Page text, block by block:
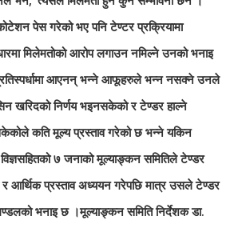
पेस गरेको भए पनि टेण्टर प्रक्रियामा
मिलेमतोको आरोप लगाउन नमिल्ने उनको भनाइ
आएनन् भन्ने आफूहरुले भन्न नसक्ने उनले
खरिदको निर्णय भइनसकेको र टेण्डर हाल्ने
कति मूल्य प्रस्ताव गरेको छ भन्ने यकिन
७ जनाको मूल्याङ्कन समितिले टेण्डर
र आर्थिक प्रस्ताव अध्ययन गरेपछि मात्र उसले टेण्डर
भनाइ छ ।मूल्याङ्कन समिति निर्देशक डा.